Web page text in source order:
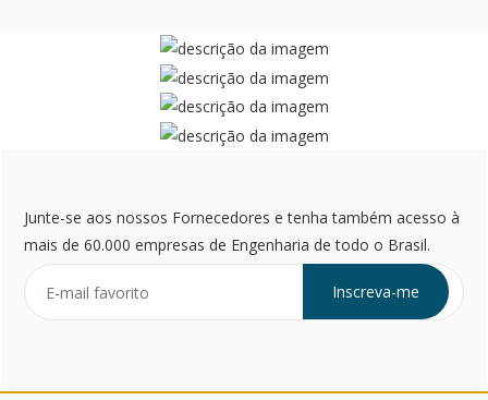
Junte-se aos nossos Fornecedores e tenha também acesso à
mais de 60.000 empresas de Engenharia de todo o Brasil.
Inscreva-me